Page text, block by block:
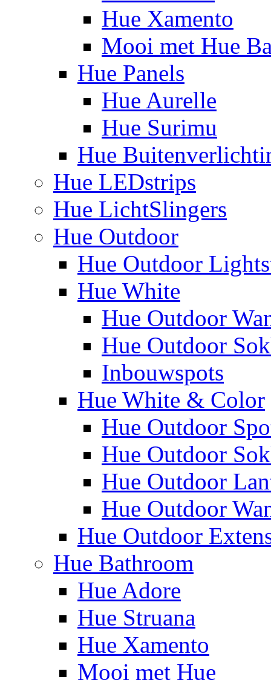
Hue Xamento
Mooi met Hue
Hue Panels
Hue Aurelle
Hue Surimu
Hue
Hue LEDstrips
Hue LichtSlingers
Hue Outdoor
Hue Outdoor
Hue White
Hue Outdoor
Hue Outdoor
Inbouwspots
Hue White & Color
Hue Outdoor
Hue Outdoor
Hue Outdoor
Hue Outdoor
Hue Outdoor
Hue Bathroom
Hue Adore
Hue Struana
Hue Xamento
Mooi met Hue